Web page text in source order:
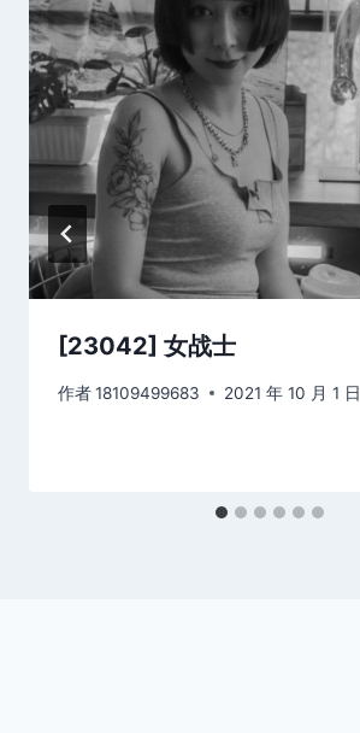
[23042] 女战士
作者18109499683 2021 年 10 月 1 日